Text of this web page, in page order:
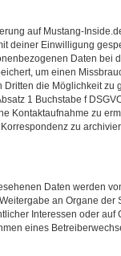
auf Mustang-
deiner Einwilligung
Daten bei
um einen
die Möglichkeit zu
1 Buchstabe f
Kontaktaufnahme zu
zu
Daten werden
an Organe der
Interessen oder auf
eines